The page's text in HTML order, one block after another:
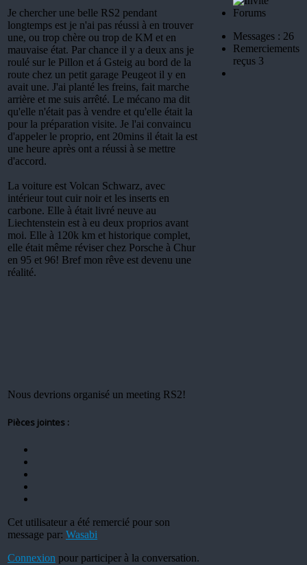
Je chercher une belle RS2 pendant
longtemps est je n'ai pas réussi à en trouver
une, ou trop chère ou trop de KM et en
mauvaise état. Par chance il y a deux ans je
roulé sur le Pillon et á Gsteig au bord de la
route chez un petit garage Peugeot il y en
avait une. J'ai planté les freins, fait marche
arrière et me suis arrêté. Le mécano ma dit
qu'elle n'était pas à vendre et qu'elle était la
pour la préparation visite. Je l'ai convaincu
d'appeler le proprio, ent 20mins il était la est
une heure après ont a réussi à se mettre
d'accord.
La voiture est Volcan Schwarz, avec
intérieur tout cuir noir et les inserts en
carbone. Elle à était livré neuve au
Liechtenstein est à eu deux proprios avant
moi. Elle à 120k km et historique complet,
elle était même réviser chez Porsche à Chur
en 95 et 96! Bref mon rêve est devenu une
réalité.
Nous devrions organisé un meeting RS2!
Pièces jointes :
Cet utilisateur a été remercié pour son
message par: Wasabi
Connexion pour participer à la conversation.
Messages : 26
Remerciements
reçus 3